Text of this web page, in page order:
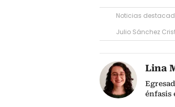
Noticias
Julio Sánchez
Lina
énfasis